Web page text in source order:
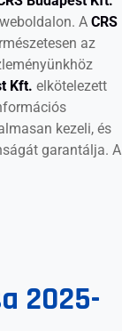
A CRS
az
Kft. elkötelezett
kezeli, és
garantálja. A
2025-